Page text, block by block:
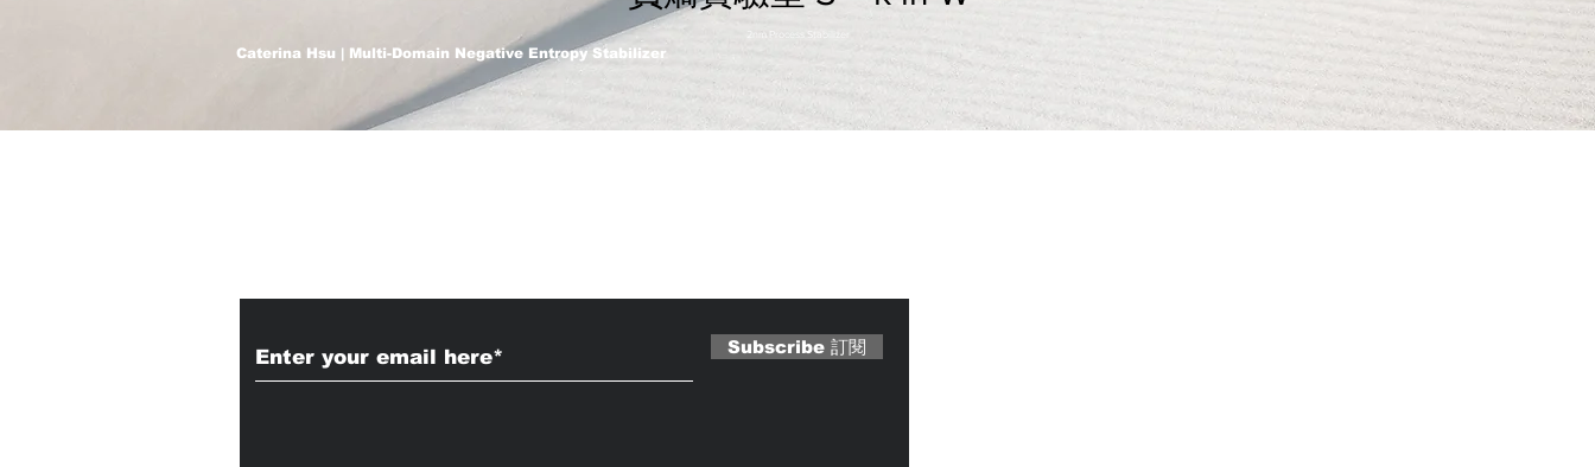
2nm Process Stabilizer
Caterina Hsu | Multi-Domain Negative Entropy Stabilizer
Subscribe 訂閱